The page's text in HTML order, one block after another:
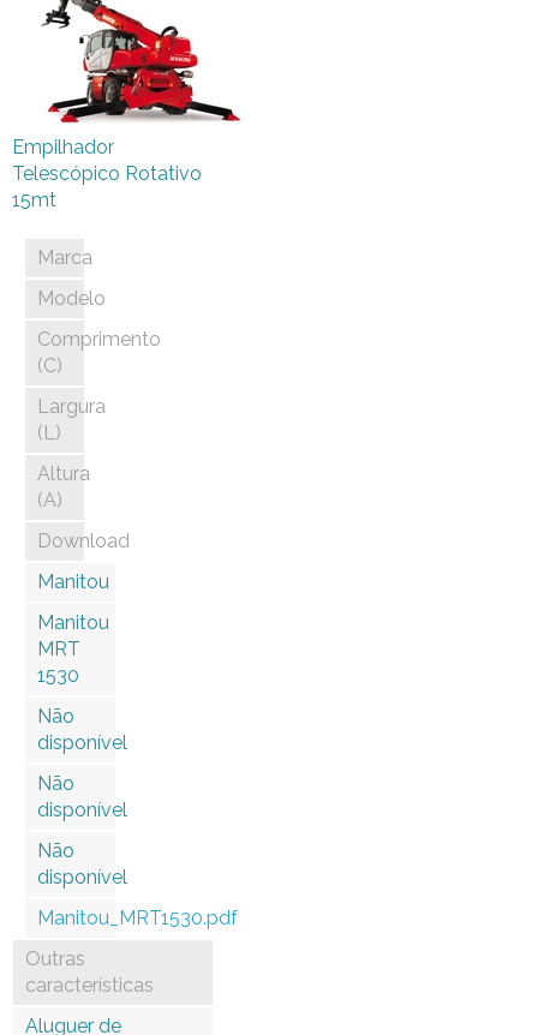
Empilhador
Telescópico Rotativo
15mt
Marca
Modelo
Comprimento
(C)
Largura
(L)
Altura
(A)
Download
Manitou
Manitou
MRT
1530
Não
disponível
Não
disponível
Não
disponível
Manitou_MRT1530.pdf
Outras
características
Aluguer de